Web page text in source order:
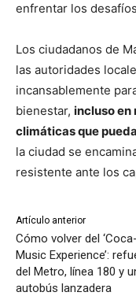
enfrentar los
Los ciudadanos de
las autoridades
incansablemente
bienestar, incluso en
climáticas que
la ciudad se
resistente ante los
Artículo anterior
Cómo volver del
Music Experience’:
del Metro, línea 180 y
autobús lanzadera